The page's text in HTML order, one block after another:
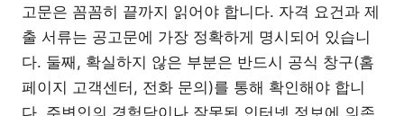
고문은 꼼꼼히 끝까지 읽어야 합니다. 자격 요건과 제
출 서류는 공고문에 가장 정확하게 명시되어 있습니
다. 둘째, 확실하지 않은 부분은 반드시 공식 창구(홈
페이지 고객센터, 전화 문의)를 통해 확인해야 합니
다. 주변인의 경험담이나 잘못된 인터넷 정보에 의존